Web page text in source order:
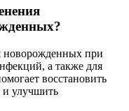
новорожденных при
а также для
восстановить
улучшить